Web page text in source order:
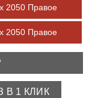
2050 Правое
2050 Правое
В 1 КЛИК